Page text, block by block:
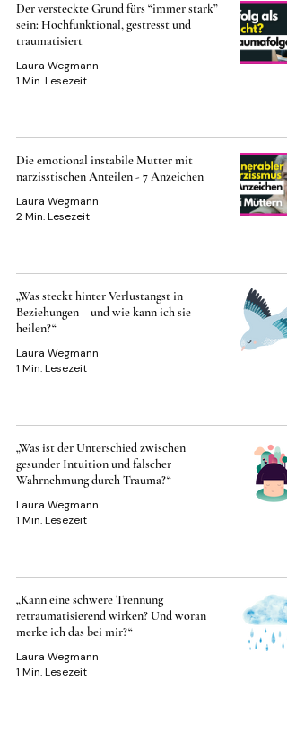
Der versteckte Grund fürs “immer stark”
sein: Hochfunktional, gestresst und
traumatisiert
Laura Wegmann
1 Min. Lesezeit
Die emotional instabile Mutter mit
narzisstischen Anteilen - 7 Anzeichen
Laura Wegmann
2 Min. Lesezeit
„Was steckt hinter Verlustangst in
Beziehungen – und wie kann ich sie
heilen?“
Laura Wegmann
1 Min. Lesezeit
„Was ist der Unterschied zwischen
gesunder Intuition und falscher
Wahrnehmung durch Trauma?“
Laura Wegmann
1 Min. Lesezeit
„Kann eine schwere Trennung
retraumatisierend wirken? Und woran
merke ich das bei mir?“
Laura Wegmann
1 Min. Lesezeit